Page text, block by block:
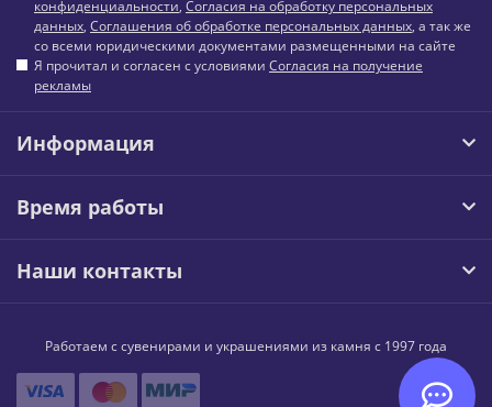
конфиденциальности, Согласия на обработку персональных
данных, Соглашения об обработке персональных данных, а так же
со всеми юридическими документами размещенными на сайте
Я прочитал и согласен с условиями Согласия на получение
рекламы
Информация
Время работы
Наши контакты
Работаем с сувенирами и украшениями из камня с 1997 года